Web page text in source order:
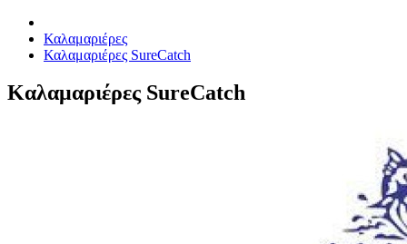
Καλαμαριέρες
Καλαμαριέρες SureCatch
Καλαμαριέρες SureCatch